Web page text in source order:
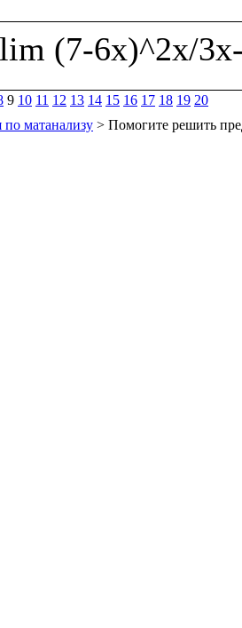
9 10 11 12 13 14 15 16 17 18 19 20
по матанализу > Помогите решить